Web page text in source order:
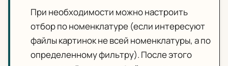
При необходимости можно настроить
отбор по номенклатуре (если интересуют
файлы картинок не всей номенклатуры, а по
определенному фильтру). После этого